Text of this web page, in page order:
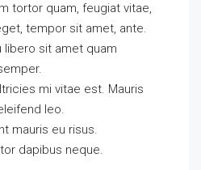
tortor quam, feugiat vitae,
tempor sit amet, ante.
libero sit amet quam
mi vitae est. Mauris
leo.
mauris eu risus.
dapibus neque.